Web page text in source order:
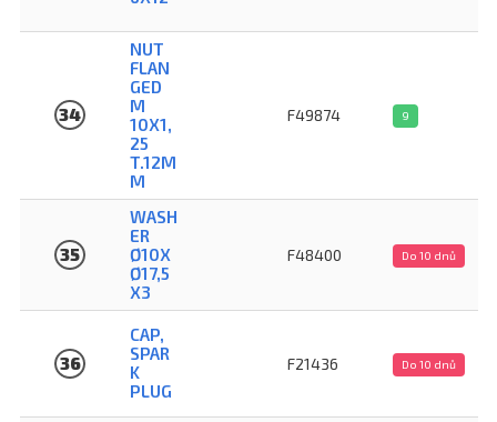
34
NUT
FLAN
GED
M
10X1,
25
T.12M
M
F49874 9
35
WASH
ER
Ø10X
Ø17,5
X3
F48400 Do 10 dnů
36
CAP,
SPAR
K
PLUG
F21436 Do 10 dnů